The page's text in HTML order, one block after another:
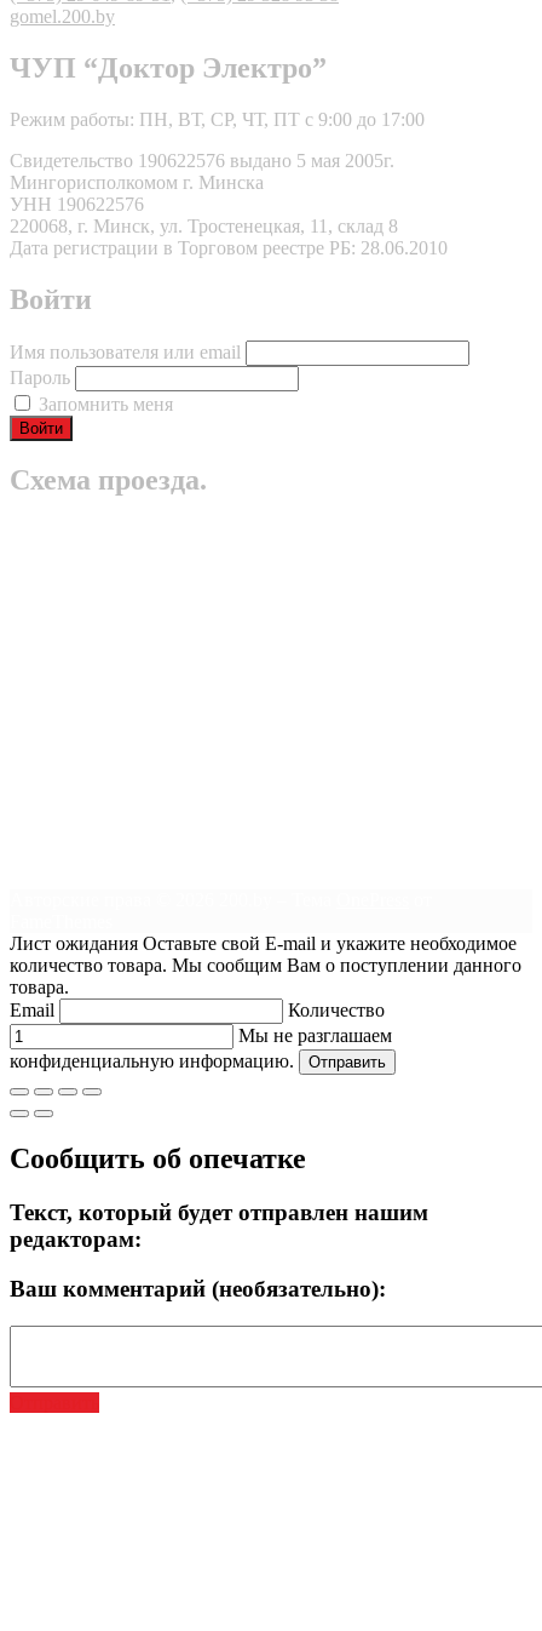
gomel.200.by
ЧУП “Доктор Электро”
Режим работы: ПН, ВТ, СР, ЧТ, ПТ с 9:00 до 17:00
Свидетельство 190622576 выдано 5 мая 2005г.
Мингорисполкомом г. Минска
УНН 190622576
220068, г. Минск, ул. Тростенецкая, 11, склад 8
Дата регистрации в Торговом реестре РБ: 28.06.2010
Войти
Имя пользователя или email
Пароль
Запомнить меня
Схема проезда.
Лист ожидания Оставьте свой E-mail и укажите необходимое
количество товара. Мы сообщим Вам о поступлении данного
товара.
Email
Количество
Мы не разглашаем
конфиденциальную информацию.
Отправить
Сообщить об опечатке
Текст, который будет отправлен нашим
редакторам:
Ваш комментарий (необязательно):